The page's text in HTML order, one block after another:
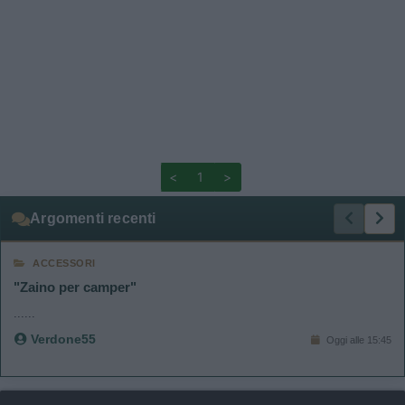
< 1 >
Argomenti recenti
ACCESSORI
"Zaino per camper"
......
Verdone55 Oggi alle 15:45